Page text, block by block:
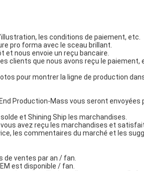
les conditions de paiement, etc.
pro forma avec le sceau brillant.
nous envoie un reçu bancaire.
clients que nous avons reçu le
pour montrer la ligne de production
Production-Mass vous seront
et Shining Ship les marchandises.
avez reçu les marchandises et
les commentaires du marché et les
de ventes par an / fan.
est disponible / fan.